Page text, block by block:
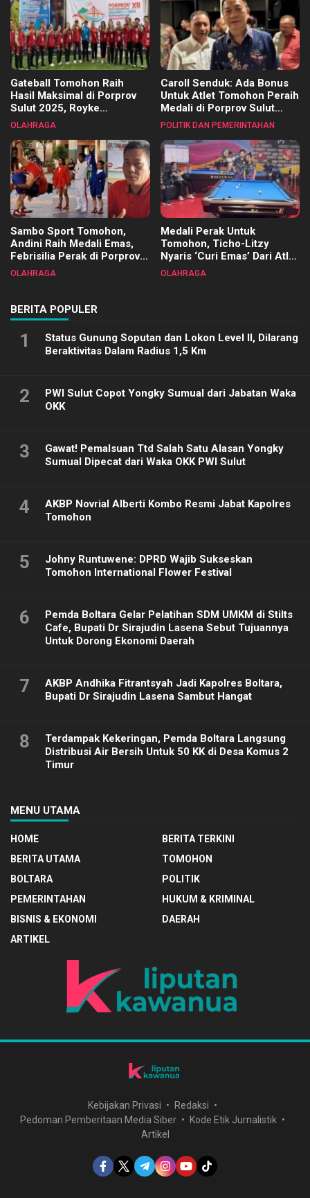
Gateball Tomohon Raih
Hasil Maksimal di Porprov
Sulut 2025, Royke
Tangkawarouw Ucapkan
OLAHRAGA
Caroll Senduk: Ada Bonus
Untuk Atlet Tomohon Peraih
Medali di Porprov Sulut
2025
POLITIK DAN PEMERINTAHAN
Sambo Sport Tomohon,
Andini Raih Medali Emas,
Febrisilia Perak di Porprov
Sulut 2025
OLAHRAGA
Medali Perak Untuk
Tomohon, Ticho-Litzy
Nyaris ‘Curi Emas’ Dari Atlet
Biliar PON di Porprov Sulut
OLAHRAGA
BERITA POPULER
1
Status Gunung Soputan dan Lokon Level II, Dilarang
Beraktivitas Dalam Radius 1,5 Km
2
PWI Sulut Copot Yongky Sumual dari Jabatan Waka
OKK
3
Gawat! Pemalsuan Ttd Salah Satu Alasan Yongky
Sumual Dipecat dari Waka OKK PWI Sulut
4
AKBP Novrial Alberti Kombo Resmi Jabat Kapolres
Tomohon
5
Johny Runtuwene: DPRD Wajib Sukseskan
Tomohon International Flower Festival
6
Pemda Boltara Gelar Pelatihan SDM UMKM di Stilts
Cafe, Bupati Dr Sirajudin Lasena Sebut Tujuannya
Untuk Dorong Ekonomi Daerah
7
AKBP Andhika Fitrantsyah Jadi Kapolres Boltara,
Bupati Dr Sirajudin Lasena Sambut Hangat
8
Terdampak Kekeringan, Pemda Boltara Langsung
Distribusi Air Bersih Untuk 50 KK di Desa Komus 2
Timur
MENU UTAMA
HOME
BERITA TERKINI
BERITA UTAMA
TOMOHON
BOLTARA
POLITIK
PEMERINTAHAN
HUKUM & KRIMINAL
BISNIS & EKONOMI
DAERAH
ARTIKEL
Kebijakan Privasi
Redaksi
Pedoman Pemberitaan Media Siber
Kode Etik Jurnalistik
Artikel